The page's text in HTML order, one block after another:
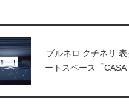
ブルネロ クチネリ
ートスペース「CASA
中！現代美術家・宮